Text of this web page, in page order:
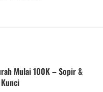
Mulai 100K – Sopir &